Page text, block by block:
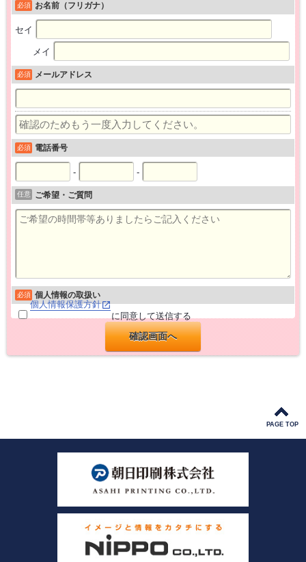
必須 お名前（フリガナ）
セイ
メイ
必須 メールアドレス
必須 電話番号
- -
任意 ご希望・ご質問
必須 個人情報の取扱い
に同意して送信する
個人情報保護方針
PAGE TOP